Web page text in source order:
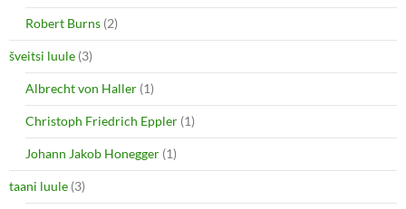
Robert Burns (2)
šveitsi luule (3)
Albrecht von Haller (1)
Christoph Friedrich Eppler (1)
Johann Jakob Honegger (1)
taani luule (3)